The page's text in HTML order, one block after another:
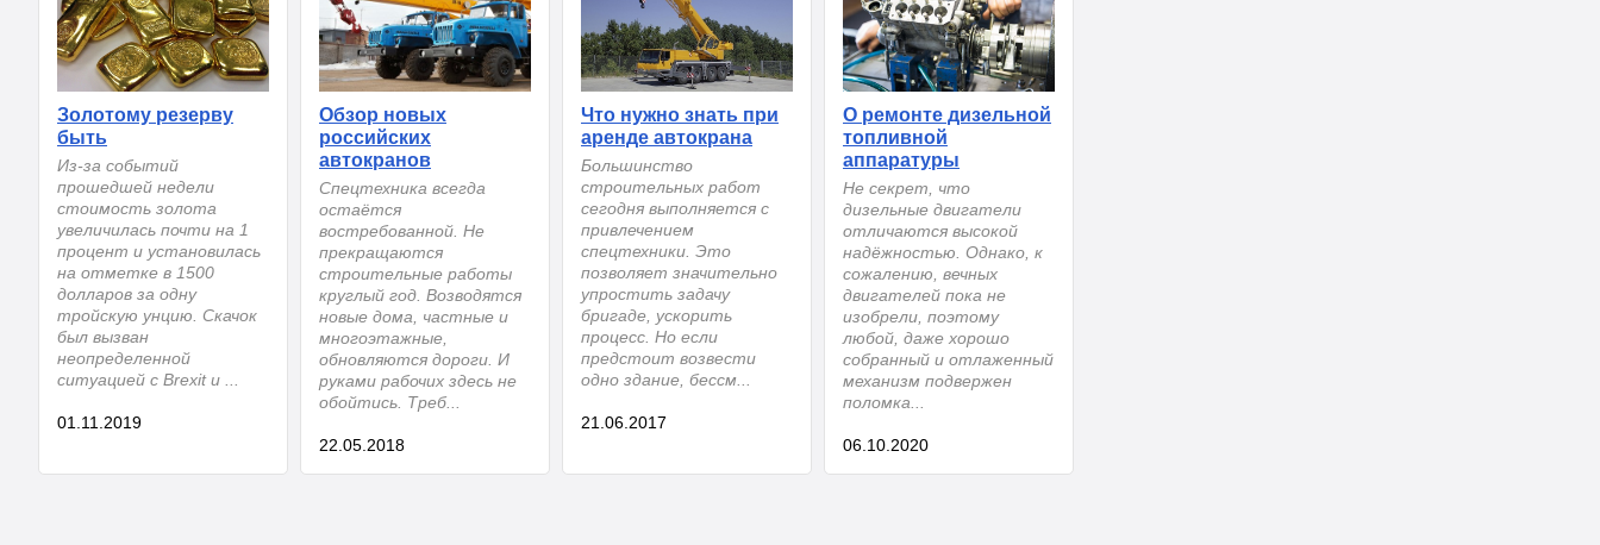
Золотому резерву
быть
Из-за событий
прошедшей недели
стоимость золота
увеличилась почти на 1
процент и установилась
на отметке в 1500
долларов за одну
тройскую унцию. Скачок
был вызван
неопределенной
ситуацией с Brexit и ...
01.11.2019
Обзор новых
российских
автокранов
Спецтехника всегда
остаётся
востребованной. Не
прекращаются
строительные работы
круглый год. Возводятся
новые дома, частные и
многоэтажные,
обновляются дороги. И
руками рабочих здесь не
обойтись. Треб...
22.05.2018
Что нужно знать при
аренде автокрана
Большинство
строительных работ
сегодня выполняется с
привлечением
спецтехники. Это
позволяет значительно
упростить задачу
бригаде, ускорить
процесс. Но если
предстоит возвести
одно здание, бессм...
21.06.2017
О ремонте дизельной
топливной
аппаратуры
Не секрет, что
дизельные двигатели
отличаются высокой
надёжностью. Однако, к
сожалению, вечных
двигателей пока не
изобрели, поэтому
любой, даже хорошо
собранный и отлаженный
механизм подвержен
поломка...
06.10.2020